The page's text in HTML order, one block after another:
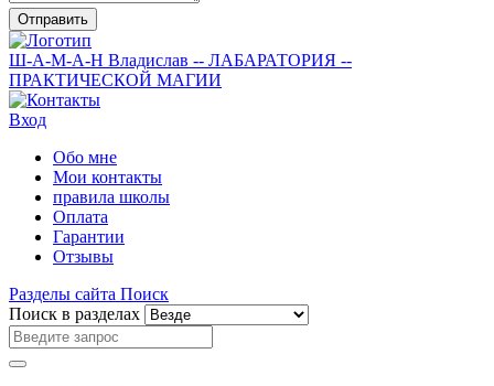
Отправить
Ш-А-М-А-Н Владислав -- ЛАБАРАТОРИЯ --
ПРАКТИЧЕСКОЙ МАГИИ
Вход
Обо мне
Мои контакты
правила школы
Оплата
Гарантии
Отзывы
Разделы сайта Поиск
Поиск в разделах